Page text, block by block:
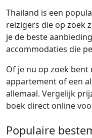
Thailand is een
reizigers die op zoek
je de beste
accommodaties die
Of je nu op zoek bent
appartement of een
allemaal. Vergelijk
boek direct online
Populaire